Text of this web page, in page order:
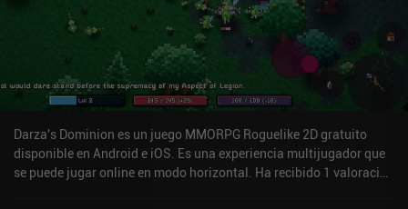
Darza's Dominion es un juego MMORPG Roguelike 2D gratuito
disponible en Android e iOS. Es una experiencia multijugador que
se puede jugar online en modo horizontal. Ha recibido 1 valoración